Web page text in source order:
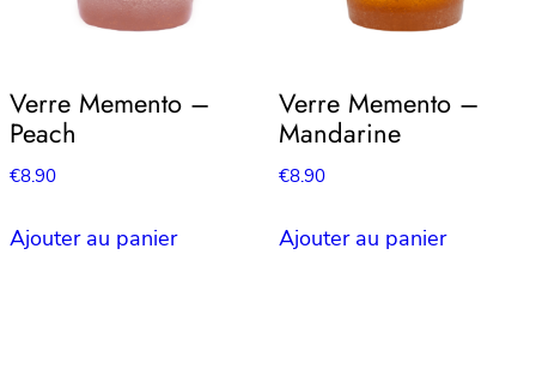
Verre Memento –
Peach
€8.90
Ajouter au panier
Verre Memento –
Mandarine
€8.90
Ajouter au panier